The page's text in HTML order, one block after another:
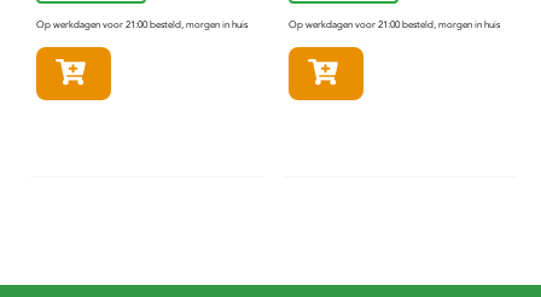
Op werkdagen voor 21:00 besteld, morgen in huis Op werkdagen voor 21:00 besteld, morgen in huis